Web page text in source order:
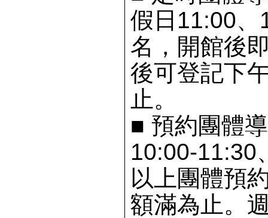
假日11:00、
名，開館後
後可登記下
止。
■ 預約團體
10:00-11:30
以上團體預
額滿為止。